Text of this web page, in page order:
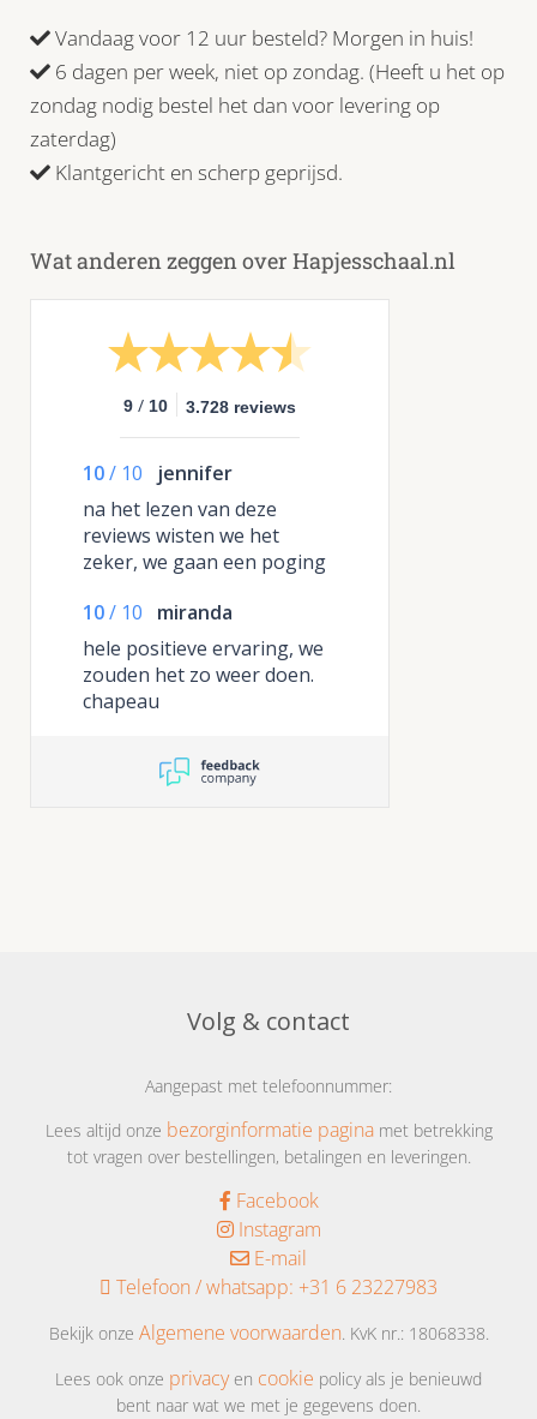
Vandaag voor 12 uur besteld? Morgen in huis!
6 dagen per week, niet op zondag. (Heeft u het op
zondag nodig bestel het dan voor levering op
zaterdag)
Klantgericht en scherp geprijsd.
Wat anderen zeggen over Hapjesschaal.nl
9 / 10 3.728 reviews
10/ 10
jennifer
na het lezen van deze
reviews wisten we het
zeker, we gaan een poging
jaar en hebben het
uitgebreide buffet besteld.
het is echt zoveel als op de
foto , we hebben er wel 2
dagen van gegeten , het
en waren zeer tevreden
10/ 10
miranda
hele positieve ervaring, we
zouden het zo weer doen.
chapeau
Volg & contact
Aangepast met telefoonnummer:
Lees altijd onze bezorginformatie paginamet betrekking
tot vragen over bestellingen, betalingen en leveringen.
Facebook
Instagram
E-mail
Telefoon / whatsapp: +31 6 23227983
Bekijk onze Algemene voorwaarden. KvK nr.: 18068338.
Lees ook onze privacyen cookie policy als je benieuwd
bent naar wat we met je gegevens doen.